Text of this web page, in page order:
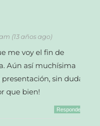
am (13 años ago)
me voy el fin de
Aún así muchísima
sin duda
que bien!
Responder